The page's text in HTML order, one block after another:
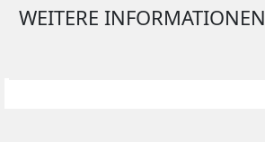
WEITERE INFORMATIONEN